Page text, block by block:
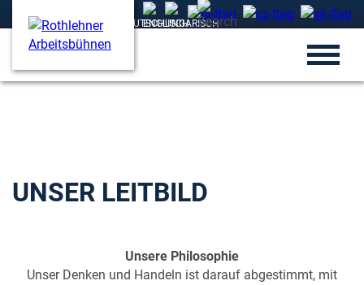
UNSER LEITBILD
Unsere Philosophie
Unser Denken und Handeln ist darauf abgestimmt, mit